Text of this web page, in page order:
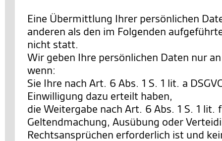
Eine Übermittlung Ihrer persönlichen
anderen als den im Folgenden
nicht statt.
Wir geben Ihre persönlichen Daten nur
wenn:
Sie Ihre nach Art. 6 Abs. 1 S. 1 lit. a
Einwilligung dazu erteilt haben,
die Weitergabe nach Art. 6 Abs. 1 S. 1 lit.
Geltendmachung, Ausübung oder
Rechtsansprüchen erforderlich ist und